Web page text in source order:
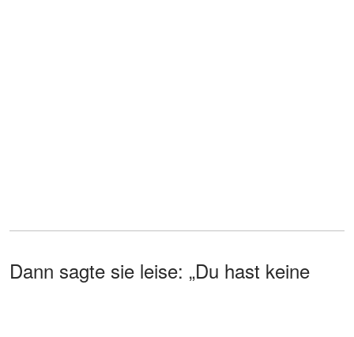
Dann sagte sie leise: „Du hast keine